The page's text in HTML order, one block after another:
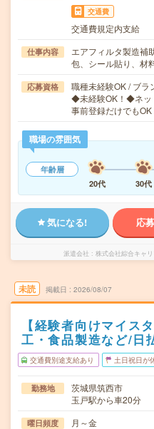
交通費
交通費規定内支給
仕事内容
エアフィルタ製造補
包、シール貼り、材
応募資格
職種未経験OK / ブラ
◆未経験OK！◆ネッ
事前登録だけでも
職場の雰囲気
年齢層
20代
30代
気になる! 応
派遣会社 株式会社綜合キャ
未読 掲載日 2026/08/07
【経験者向けマイス
工・食品製造など/日
交通費別途支給あり 土日祝日が
勤務地
茨城県筑西市
玉戸駅から車20分
曜日頻度 月～金